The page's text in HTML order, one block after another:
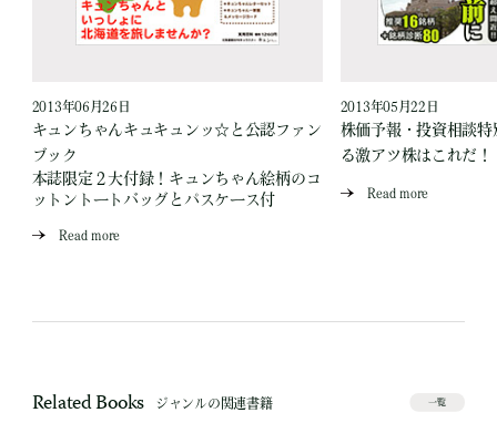
2013年06月26日
キュンちゃんキュキュンッ☆と公認ファン
ブック
本誌限定２大付録！キュンちゃん絵柄のコ
ットントートバッグとパスケース付
Read more
2013年05月22日
株価予報・投資相談
る激アツ株はこれだ！
Read more
Related Books ジャンルの関連書籍 一覧